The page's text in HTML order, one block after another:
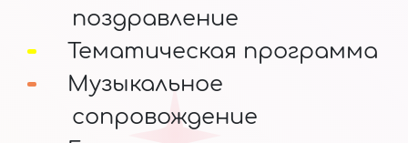
поздравление
Тематическая программа
Музыкальное
сопровождение